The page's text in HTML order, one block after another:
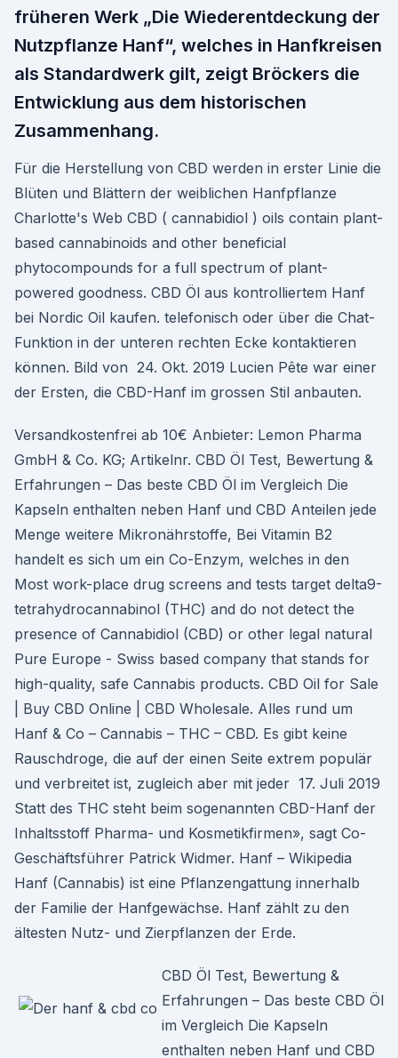
früheren Werk „Die Wiederentdeckung der
Nutzpflanze Hanf“, welches in Hanfkreisen
als Standardwerk gilt, zeigt Bröckers die
Entwicklung aus dem historischen
Zusammenhang.
Für die Herstellung von CBD werden in erster Linie die
Blüten und Blättern der weiblichen Hanfpflanze
Charlotte's Web CBD ( cannabidiol ) oils contain plant-
based cannabinoids and other beneficial
phytocompounds for a full spectrum of plant-
powered goodness. CBD Öl aus kontrolliertem Hanf
bei Nordic Oil kaufen. telefonisch oder über die Chat-
Funktion in der unteren rechten Ecke kontaktieren
können. Bild von 24. Okt. 2019 Lucien Pête war einer
der Ersten, die CBD-Hanf im grossen Stil anbauten.
Versandkostenfrei ab 10€ Anbieter: Lemon Pharma
GmbH & Co. KG; Artikelnr. CBD Öl Test, Bewertung &
Erfahrungen – Das beste CBD Öl im Vergleich Die
Kapseln enthalten neben Hanf und CBD Anteilen jede
Menge weitere Mikronährstoffe, Bei Vitamin B2
handelt es sich um ein Co-Enzym, welches in den
Most work-place drug screens and tests target delta9-
tetrahydrocannabinol (THC) and do not detect the
presence of Cannabidiol (CBD) or other legal natural
Pure Europe - Swiss based company that stands for
high-quality, safe Cannabis products. CBD Oil for Sale
| Buy CBD Online | CBD Wholesale. Alles rund um
Hanf & Co – Cannabis – THC – CBD. Es gibt keine
Rauschdroge, die auf der einen Seite extrem populär
und verbreitet ist, zugleich aber mit jeder 17. Juli 2019
Statt des THC steht beim sogenannten CBD-Hanf der
Inhaltsstoff Pharma- und Kosmetikfirmen», sagt Co-
Geschäftsführer Patrick Widmer. Hanf – Wikipedia
Hanf (Cannabis) ist eine Pflanzengattung innerhalb
der Familie der Hanfgewächse. Hanf zählt zu den
ältesten Nutz- und Zierpflanzen der Erde.
CBD Öl Test, Bewertung &
Erfahrungen – Das beste CBD Öl
im Vergleich Die Kapseln
enthalten neben Hanf und CBD